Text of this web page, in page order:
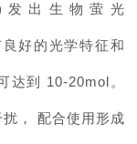
发出生物萤光
好的光学特征和
达到 10-20mol 。
， 配合使用形成